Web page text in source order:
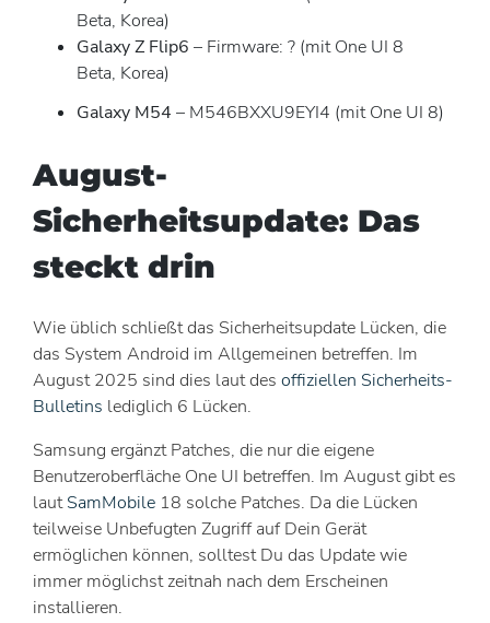
Beta, Korea)
Galaxy Z Flip6 – Firmware: ? (mit One UI 8
Beta, Korea)
Galaxy M54 – M546BXXU9EYI4 (mit One UI 8)
August-
Sicherheitsupdate: Das
steckt drin
Wie üblich schließt das Sicherheitsupdate Lücken, die
das System Android im Allgemeinen betreffen. Im
August 2025 sind dies laut des offiziellen Sicherheits-
Bulletins lediglich 6 Lücken.
Samsung ergänzt Patches, die nur die eigene
Benutzeroberfläche One UI betreffen. Im August gibt es
lautSamMobile 18 solche Patches. Da die Lücken
teilweise Unbefugten Zugriff auf Dein Gerät
ermöglichen können, solltest Du das Update wie
immer möglichst zeitnah nach dem Erscheinen
installieren.